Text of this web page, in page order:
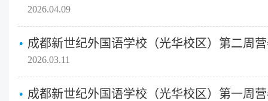
2026.04.09
成都新世纪外国语学校（光华校区）第二周
2026.03.11
成都新世纪外国语学校（光华校区）第一周